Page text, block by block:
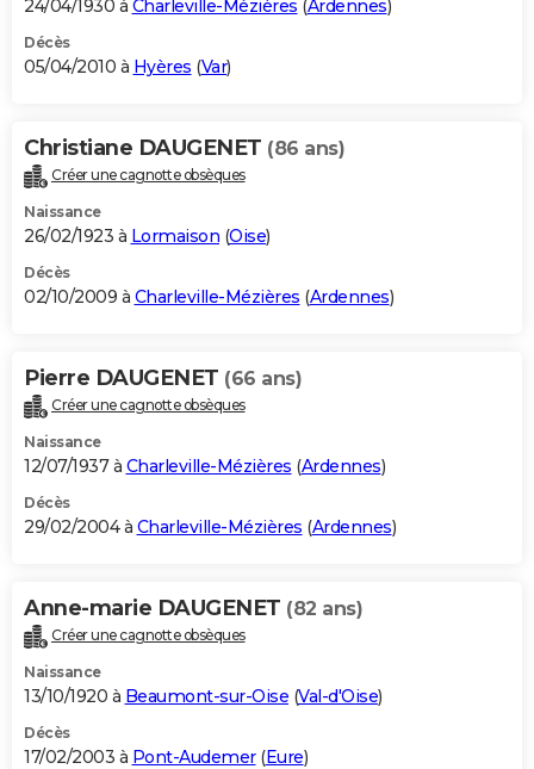
24/04/1930 à Charleville-Mézières (Ardennes)
Décès
05/04/2010 à Hyères (Var)
Christiane DAUGENET (86 ans)
Créer une cagnotte obsèques
Naissance
26/02/1923 à Lormaison (Oise)
Décès
02/10/2009 à Charleville-Mézières (Ardennes)
Pierre DAUGENET (66 ans)
Créer une cagnotte obsèques
Naissance
12/07/1937 à Charleville-Mézières (Ardennes)
Décès
29/02/2004 à Charleville-Mézières (Ardennes)
Anne-marie DAUGENET (82 ans)
Créer une cagnotte obsèques
Naissance
13/10/1920 à Beaumont-sur-Oise (Val-d'Oise)
Décès
17/02/2003 à Pont-Audemer(Eure)